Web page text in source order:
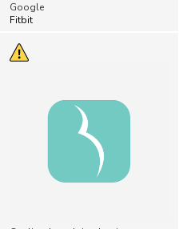
Google
Fitbit